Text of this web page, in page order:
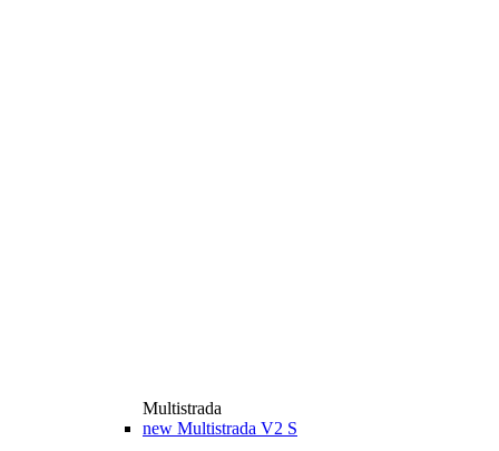
Multistrada
new Multistrada V2 S